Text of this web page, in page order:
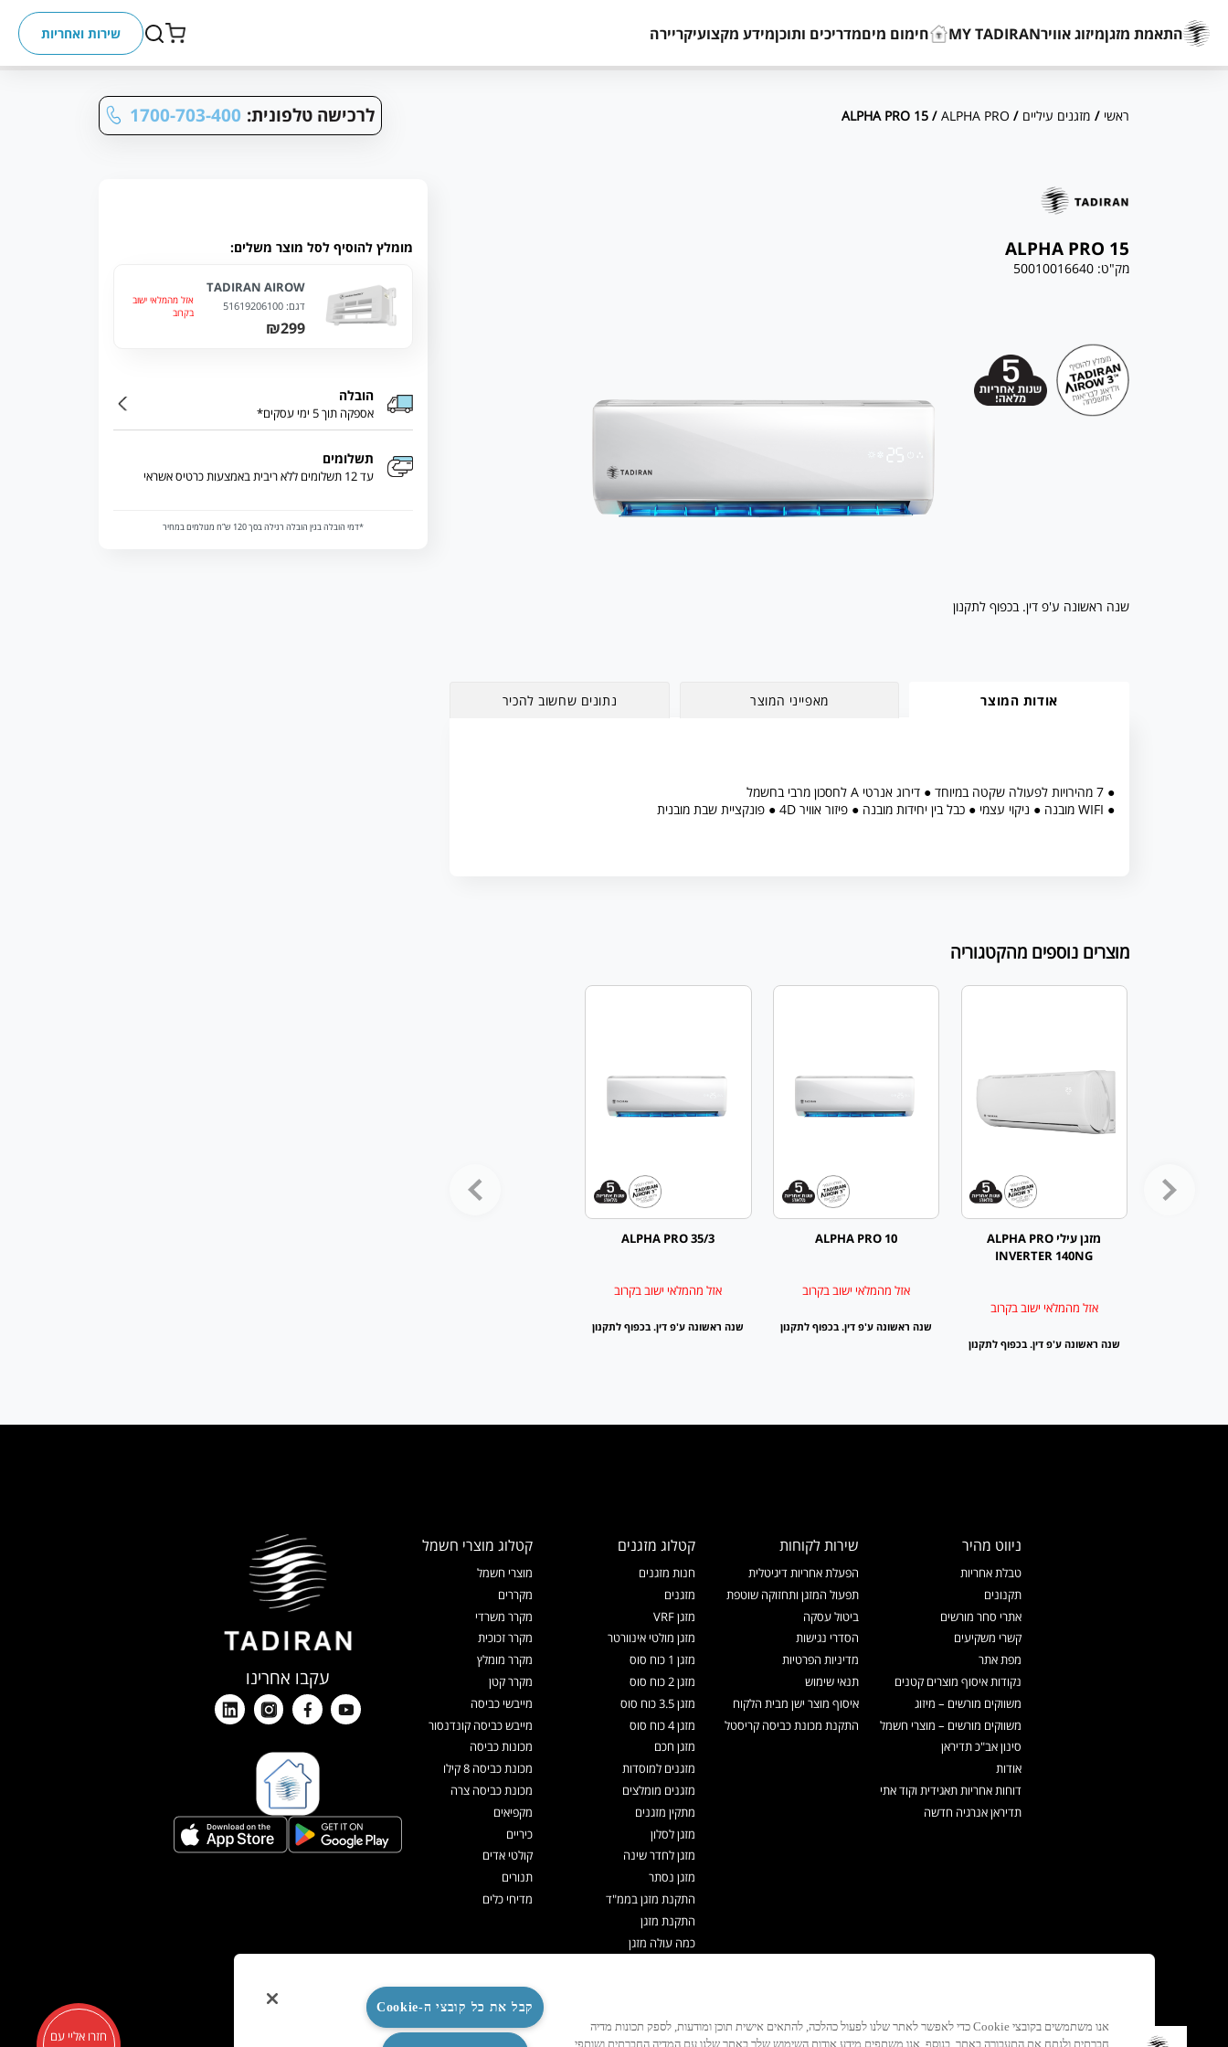
התאמת מזגןמיזוג אווירMY TADIRAN חימום מיםמדריכים ותוכןמידע מקצועיקריירה שירות ואחריות
ראשי / מזגנים עיליים /
ALPHA PRO
/ ALPHA PRO 15
1700-703-400 לרכישה טלפונית:
ALPHA PRO 15
מק"ט:50010016640
שנה ראשונה ע'פ דין. בכפוף לתקנון
אודות המוצר מאפייני המוצר נתונים שחשוב להכיר
● 7 מהירויות לפעולה שקטה במיוחד ● דירוג אנרטי A לחסכון מרבי בחשמל
● WIFI מובנה ● ניקוי עצמי ● כבל בין יחידות מובנה ● פיזור אוויר 4D ● פונקציית שבת מובנית
מוצרים נוספים מהקטגוריה
מזגן עילי ALPHA PRO
INVERTER 140NG
אזל מהמלאי ישוב בקרוב
שנה ראשונה ע'פ דין. בכפוף לתקנון
ALPHA PRO 10
אזל מהמלאי ישוב בקרוב
שנה ראשונה ע'פ דין. בכפוף לתקנון
ALPHA PRO 35/3
אזל מהמלאי ישוב בקרוב
שנה ראשונה ע'פ דין. בכפוף לתקנון
מומלץ להוסיף לסל מוצר משלים:
TADIRAN AIROW
דגם: 51619206100
₪299
אזל מהמלאי ישוב
בקרוב
הובלה
אספקה תוך 5 ימי עסקים*
תשלומים
עד 12 תשלומים ללא ריבית באמצעות כרטיס אשראי
*דמי הובלה בגין הובלה רגילה בסך 120 ש”ח מגולמים במחיר
ניווט מהיר
טבלת אחריות
תקנונים
אתרי סחר מורשים
קשרי משקיעים
מפת אתר
נקודות איסוף מוצרים קטנים
משווקים מורשים – מיזוג
משווקים מורשים – מוצרי חשמל
סינון אב"כ תדיראן
אודות
דוחות אחריות תאגידית וקוד אתי
תדיראן אנרגיה חדשה
שירות לקוחות
הפעלת אחריות דיגיטלית
תפעול המזגן ותחזוקה שוטפת
ביטול עסקה
הסדרי נגישות
מדיניות הפרטיות
תנאי שימוש
איסוף מוצר ישן מבית הלקוח
התקנת מכונת כביסה קריסטל
קטלוג מזגנים
חנות מזגנים
מזגנים
מזגן VRF
מזגן מולטי אינוורטר
מזגן 1 כוח סוס
מזגן 2 כוח סוס
מזגן 3.5 כוח סוס
מזגן 4 כוח סוס
מזגן חכם
מזגנים למוסדות
מזגנים מומלצים
מתקין מזגנים
מזגן לסלון
מזגן לחדר שינה
מזגן נסתר
התקנת מזגן בממ"ד
התקנת מזגן
כמה עולה מזגן
מערכות VRF
קטלוג מוצרי חשמל
מוצרי חשמל
מקררים
מקרר משרדי
מקרר זכוכית
מקרר מומלץ
מקרר קטן
מייבשי כביסה
מייבש כביסה קונדנסור
מכונות כביסה
מכונת כביסה 8 קילו
מכונת כביסה צרה
מקפיאים
כיריים
קולטי אדים
תנורים
מדיחי כלים
עקבו אחרינו
חזרו אליי עם
אנו משתמשים בקובצי Cookie כדי לאפשר לאתר שלנו לפעול כהלכה, להתאים אישית תוכן ומודעות, לספק תכונות מדיה
חברתית ולנתח את התעבורה באתר. בנוסף, אנו משתפים מידע אודות השימוש שלך באתר שלנו עם המדיה החברתית ושותפי
קבל את כל קובצי ה-Cookie